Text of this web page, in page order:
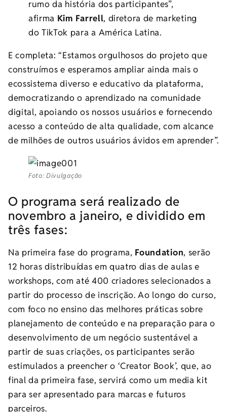
rumo da história dos participantes”,
afirma Kim Farrell, diretora de marketing
do TikTok para a América Latina.
E completa: “Estamos orgulhosos do projeto que
construímos e esperamos ampliar ainda mais o
ecossistema diverso e educativo da plataforma,
democratizando o aprendizado na comunidade
digital, apoiando os nossos usuários e fornecendo
acesso a conteúdo de alta qualidade, com alcance
de milhões de outros usuários ávidos em aprender”.
Foto: Divulgação
O programa será realizado de
novembro a janeiro, e dividido em
três fases:
Na primeira fase do programa, Foundation, serão
12 horas distribuídas em quatro dias de aulas e
workshops, com até 400 criadores selecionados a
partir do processo de inscrição. Ao longo do curso,
com foco no ensino das melhores práticas sobre
planejamento de conteúdo e na preparação para o
desenvolvimento de um negócio sustentável a
partir de suas criações, os participantes serão
estimulados a preencher o ‘Creator Book’, que, ao
final da primeira fase, servirá como um media kit
para ser apresentado para marcas e futuros
parceiros.